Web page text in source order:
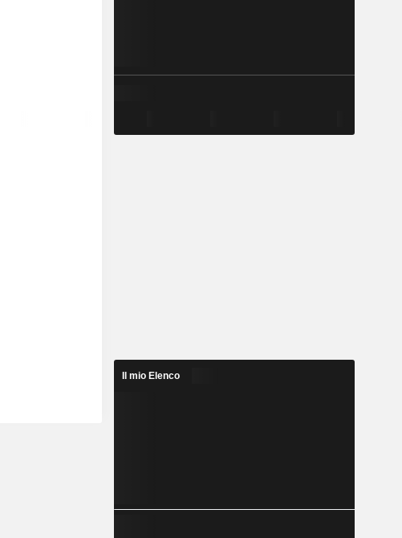
Il mio Elenco